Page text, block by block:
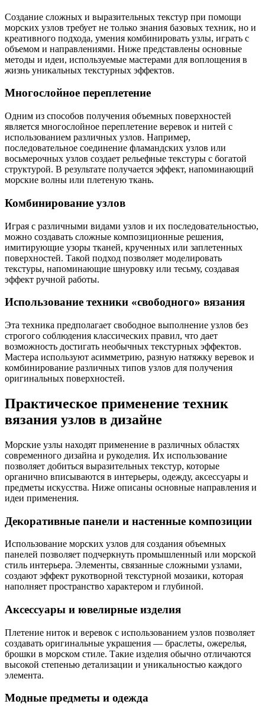
Создание сложных и выразительных текстур при помощи
морских узлов требует не только знания базовых техник, но и
креативного подхода, умения комбинировать узлы, играть с
объемом и направлениями. Ниже представлены основные
методы и идеи, используемые мастерами для воплощения в
жизнь уникальных текстурных эффектов.
Многослойное переплетение
Одним из способов получения объемных поверхностей
является многослойное переплетение веревок и нитей с
использованием различных узлов. Например,
последовательное соединение фламандских узлов или
восьмерочных узлов создает рельефные текстуры с богатой
структурой. В результате получается эффект, напоминающий
морские волны или плетеную ткань.
Комбинирование узлов
Играя с различными видами узлов и их последовательностью,
можно создавать сложные композиционные решения,
имитирующие узоры тканей, крученных или заплетенных
поверхностей. Такой подход позволяет моделировать
текстуры, напоминающие шнуровку или тесьму, создавая
эффект ручной работы.
Использование техники «свободного» вязания
Эта техника предполагает свободное выполнение узлов без
строгого соблюдения классических правил, что дает
возможность достигать необычных текстурных эффектов.
Мастера используют асимметрию, разную натяжку веревок и
комбинирование различных типов узлов для получения
оригинальных поверхностей.
Практическое применение техник
вязания узлов в дизайне
Морские узлы находят применение в различных областях
современного дизайна и рукоделия. Их использование
позволяет добиться выразительных текстур, которые
органично вписываются в интерьеры, одежду, аксессуары и
предметы искусства. Ниже описаны основные направления и
идеи применения.
Декоративные панели и настенные композиции
Использование морских узлов для создания объемных
панелей позволяет подчеркнуть промышленный или морской
стиль интерьера. Элементы, связанные сложными узлами,
создают эффект рукотворной текстурной мозаики, которая
наполняет пространство характером и глубиной.
Аксессуары и ювелирные изделия
Плетение ниток и веревок с использованием узлов позволяет
создавать оригинальные украшения — браслеты, ожерелья,
брошки в морском стиле. Такие изделия обычно отличаются
высокой степенью детализации и уникальностью каждого
элемента.
Модные предметы и одежда